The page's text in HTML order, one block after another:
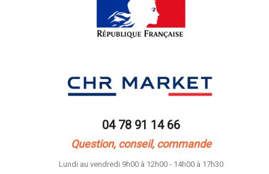
04 78 91 14 66
Question, conseil, commande
Lundi au vendredi 9h00 à 12h00 - 14h00 à 17h30